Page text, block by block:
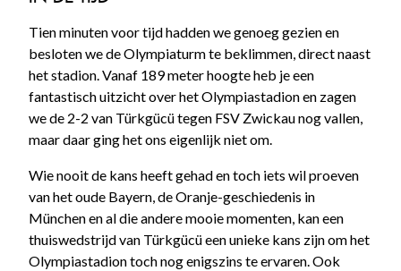
Tien minuten voor tijd hadden we genoeg gezien en
besloten we de Olympiaturm te beklimmen, direct naast
het stadion. Vanaf 189 meter hoogte heb je een
fantastisch uitzicht over het Olympiastadion en zagen
we de 2-2 van Türkgücü tegen FSV Zwickau nog vallen,
maar daar ging het ons eigenlijk niet om.
Wie nooit de kans heeft gehad en toch iets wil proeven
van het oude Bayern, de Oranje-geschiedenis in
München en al die andere mooie momenten, kan een
thuiswedstrijd van Türkgücü een unieke kans zijn om het
Olympiastadion toch nog enigszins te ervaren. Ook